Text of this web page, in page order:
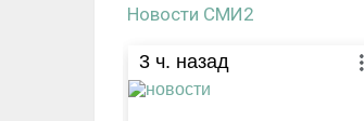
Новости СМИ2
3 ч. назад